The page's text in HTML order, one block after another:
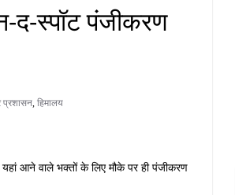
द-स्पॉट पंजीकरण
प्रशासन, हिमालय
यहां आने वाले भक्तों के लिए मौके पर ही पंजीकरण